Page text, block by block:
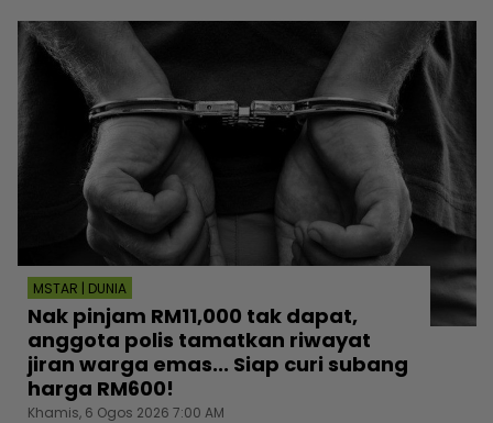
MSTAR | DUNIA
Nak pinjam RM11,000 tak dapat,
anggota polis tamatkan riwayat
jiran warga emas... Siap curi subang
harga RM600!
Khamis, 6 Ogos 2026 7:00 AM